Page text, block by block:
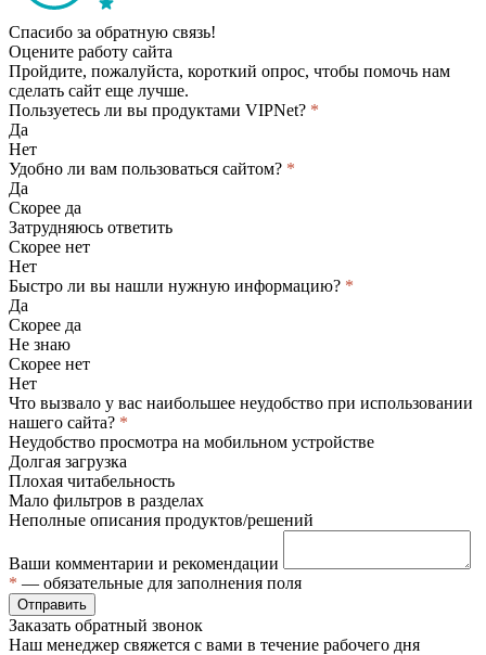
Спасибо за обратную связь!
Оцените работу сайта
Пройдите, пожалуйста, короткий опрос, чтобы помочь нам
сделать сайт еще лучше.
Пользуетесь ли вы продуктами VIPNet? *
Да
Нет
Удобно ли вам пользоваться сайтом? *
Да
Скорее да
Затрудняюсь ответить
Скорее нет
Нет
Быстро ли вы нашли нужную информацию? *
Да
Скорее да
Не знаю
Скорее нет
Нет
Что вызвало у вас наибольшее неудобство при использовании
нашего сайта? *
Неудобство просмотра на мобильном устройстве
Долгая загрузка
Плохая читабельность
Мало фильтров в разделах
Неполные описания продуктов/решений
Ваши комментарии и рекомендации
* — обязательные для заполнения поля
Отправить
Заказать обратный звонок
Наш менеджер свяжется с вами в течение рабочего дня